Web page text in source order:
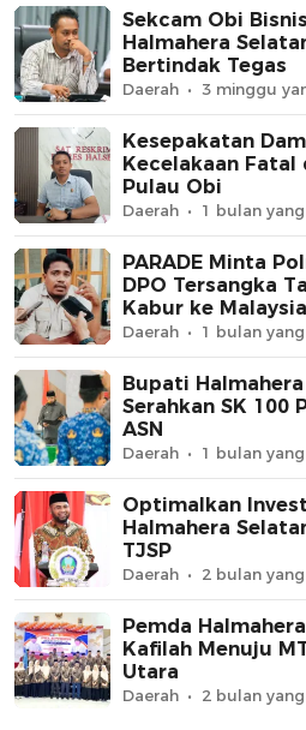
Sekcam Obi
Halmahera
Bertindak Tegas
Daerah 3 minggu
Kesepakatan
Kecelakaan Fatal
Pulau Obi
Daerah 1 bulan
PARADE Minta
DPO Tersangka
Kabur ke Malaysia
Daerah 1 bulan
Bupati
Serahkan SK 100
ASN
Daerah 1 bulan
Optimalkan
Halmahera
TJSP
Daerah 2 bulan
Pemda
Kafilah Menuju
Utara
Daerah 2 bulan